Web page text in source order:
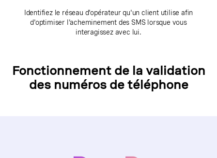
Identifiez le réseau d'opérateur qu'un client utilise afin
d'optimiser l'acheminement des SMS lorsque vous
interagissez avec lui.
Fonctionnement de la validation
des numéros de téléphone